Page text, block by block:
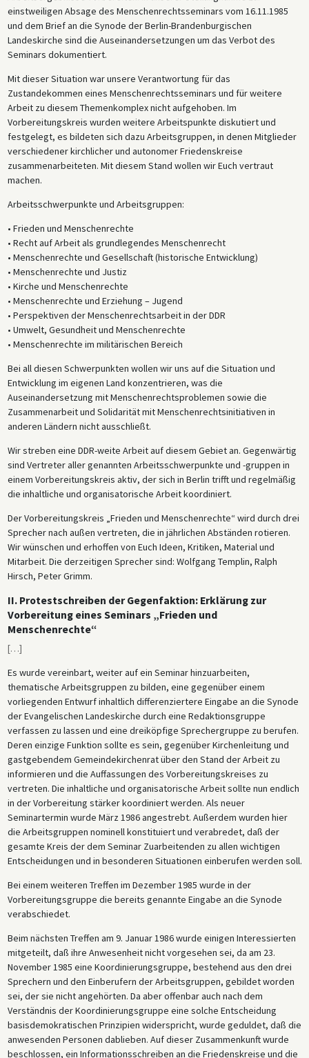
einstweiligen Absage des Menschenrechtsseminars vom 16.11.1985
und dem Brief an die Synode der Berlin-Brandenburgischen
Landeskirche sind die Auseinandersetzungen um das Verbot des
Seminars dokumentiert.
Mit dieser Situation war unsere Verantwortung für das
Zustandekommen eines Menschenrechtsseminars und für weitere
Arbeit zu diesem Themenkomplex nicht aufgehoben. Im
Vorbereitungskreis wurden weitere Arbeitspunkte diskutiert und
festgelegt, es bildeten sich dazu Arbeitsgruppen, in denen Mitglieder
verschiedener kirchlicher und autonomer Friedenskreise
zusammenarbeiteten. Mit diesem Stand wollen wir Euch vertraut
machen.
Arbeitsschwerpunkte und Arbeitsgruppen:
• Frieden und Menschenrechte
• Recht auf Arbeit als grundlegendes Menschenrecht
• Menschenrechte und Gesellschaft (historische Entwicklung)
• Menschenrechte und Justiz
• Kirche und Menschenrechte
• Menschenrechte und Erziehung – Jugend
• Perspektiven der Menschenrechtsarbeit in der DDR
• Umwelt, Gesundheit und Menschenrechte
• Menschenrechte im militärischen Bereich
Bei all diesen Schwerpunkten wollen wir uns auf die Situation und
Entwicklung im eigenen Land konzentrieren, was die
Auseinandersetzung mit Menschenrechtsproblemen sowie die
Zusammenarbeit und Solidarität mit Menschenrechtsinitiativen in
anderen Ländern nicht ausschließt.
Wir streben eine DDR-weite Arbeit auf diesem Gebiet an. Gegenwärtig
sind Vertreter aller genannten Arbeitsschwerpunkte und -gruppen in
einem Vorbereitungskreis aktiv, der sich in Berlin trifft und regelmäßig
die inhaltliche und organisatorische Arbeit koordiniert.
Der Vorbereitungskreis „Frieden und Menschenrechte“ wird durch drei
Sprecher nach außen vertreten, die in jährlichen Abständen rotieren.
Wir wünschen und erhoffen von Euch Ideen, Kritiken, Material und
Mitarbeit. Die derzeitigen Sprecher sind: Wolfgang Templin, Ralph
Hirsch, Peter Grimm.
II. Protestschreiben der Gegenfaktion: Erklärung zur
Vorbereitung eines Seminars „Frieden und
Menschenrechte“
[…]
Es wurde vereinbart, weiter auf ein Seminar hinzuarbeiten,
thematische Arbeitsgruppen zu bilden, eine gegenüber einem
vorliegenden Entwurf inhaltlich differenziertere Eingabe an die Synode
der Evangelischen Landeskirche durch eine Redaktionsgruppe
verfassen zu lassen und eine dreiköpfige Sprechergruppe zu berufen.
Deren einzige Funktion sollte es sein, gegenüber Kirchenleitung und
gastgebendem Gemeindekirchenrat über den Stand der Arbeit zu
informieren und die Auffassungen des Vorbereitungskreises zu
vertreten. Die inhaltliche und organisatorische Arbeit sollte nun endlich
in der Vorbereitung stärker koordiniert werden. Als neuer
Seminartermin wurde März 1986 angestrebt. Außerdem wurden hier
die Arbeitsgruppen nominell konstituiert und verabredet, daß der
gesamte Kreis der dem Seminar Zuarbeitenden zu allen wichtigen
Entscheidungen und in besonderen Situationen einberufen werden soll.
Bei einem weiteren Treffen im Dezember 1985 wurde in der
Vorbereitungsgruppe die bereits genannte Eingabe an die Synode
verabschiedet.
Beim nächsten Treffen am 9. Januar 1986 wurde einigen Interessierten
mitgeteilt, daß ihre Anwesenheit nicht vorgesehen sei, da am 23.
November 1985 eine Koordinierungsgruppe, bestehend aus den drei
Sprechern und den Einberufern der Arbeitsgruppen, gebildet worden
sei, der sie nicht angehörten. Da aber offenbar auch nach dem
Verständnis der Koordinierungsgruppe eine solche Entscheidung
basisdemokratischen Prinzipien widerspricht, wurde geduldet, daß die
anwesenden Personen dablieben. Auf dieser Zusammenkunft wurde
beschlossen, ein Informationsschreiben an die Friedenskreise und die